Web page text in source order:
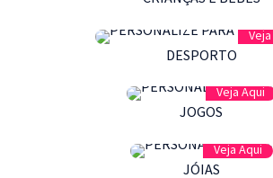
DESPORTO
Veja Aqui
JOGOS
Veja Aqui
JÓIAS